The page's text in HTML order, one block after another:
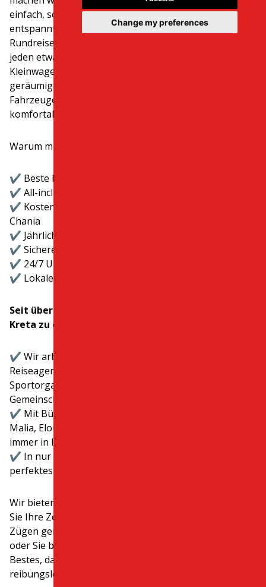
Change my preferences
einfach, schnell und stressfrei. Egal, ob Sie einen
entspannten Strandurlaub oder eine abenteuerliche
Rundreise planen – unsere moderne Flotte bietet für
jeden etwas: von spritzigen Rollern und günstigen
Kleinwagen bis hin zu luxuriösen Cabrios und
geräumigen Familienvans. Wir erneuern unsere
Fahrzeuge regelmäßig, sodass Sie stets sicher und
komfortabel unterwegs sind.​
Warum mit uns reisen?
✔️ Beste Preise und attraktive Sonderangebote
✔️ All-inclusive-Hotelpakete ohne versteckte Kosten
✔️ Kostenlose Lieferung zu den Flughäfen Heraklion &
Chania
✔️ Jährlich erneuerte Fahrzeuge
✔️ Sichere, zuverlässige Mietwagen für jeden Reisetyp
✔️ 24/7 Unterstützung
✔️ Lokale Experten, die jederzeit helfen
Seit über 20 Jahren helfen wir Menschen dabei,
Kreta zu erkunden:
✔️ Wir arbeiten mit führenden Hotels und
Reiseagenturen zusammen und wurden von
Sportorganisationen für unser Engagement in der
Gemeinschaft ausgezeichnet.
✔️ Mit Büros an beliebten Orten wie Hersonissos,
Malia, Elounda, Agios Nikolaos und mehr sind wir
immer in Ihrer Nähe.
✔️ In nur 3 einfachen Schritten können Sie Ihr
perfektes Fahrzeug online buchen – einfach und sicher.​
Wir bieten nicht nur Mietwagen an – wir möchten, dass
Sie Ihre Zeit auf dieser wunderschönen Insel in vollen
Zügen genießen. Ob es Ihr erster Besuch auf Kreta ist
oder Sie bereits ein Stammgast sind, wir tun unser
Bestes, damit Sie sich wohlfühlen – unkompliziert,
reibungslos und vielleicht sogar ein wenig besonders.​